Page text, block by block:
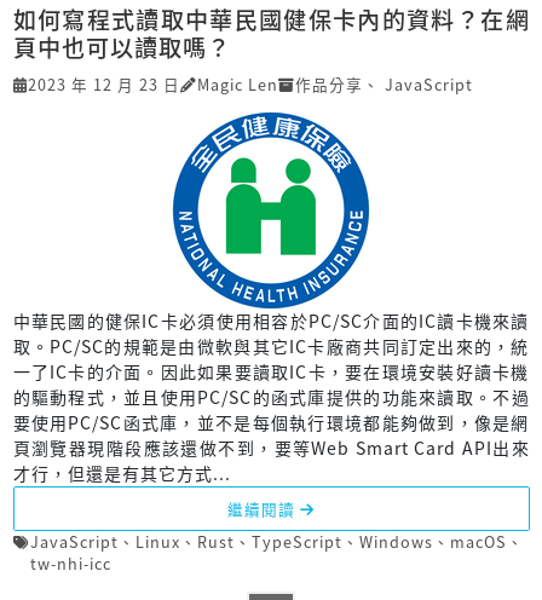
如何寫程式讀取中華民國健保卡內的資料？在網
頁中也可以讀取嗎？
2023 年 12 月 23 日 Magic Len 作品分享 、 JavaScript
中華民國的健保IC卡必須使用相容於PC/SC介面的IC讀卡機來讀
取。PC/SC的規範是由微軟與其它IC卡廠商共同訂定出來的，統
一了IC卡的介面。因此如果要讀取IC卡，要在環境安裝好讀卡機
的驅動程式，並且使用PC/SC的函式庫提供的功能來讀取。不過
要使用PC/SC函式庫，並不是每個執行環境都能夠做到，像是網
頁瀏覽器現階段應該還做不到，要等Web Smart Card API出來
才行，但還是有其它方式...
繼續閱讀
JavaScript 、 Linux 、 Rust 、 TypeScript 、 Windows 、 macOS 、
tw-nhi-icc